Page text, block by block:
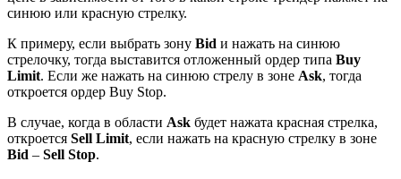
синюю или красную стрелку.
К примеру, если выбрать зону Bid и нажать на синюю
стрелочку, тогда выставится отложенный ордер типа Buy
Limit. Если же нажать на синюю стрелу в зоне Ask, тогда
откроется ордер Buy Stop.
В случае, когда в области Ask будет нажата красная стрелка,
откроется Sell Limit, если нажать на красную стрелку в зоне
Bid – Sell Stop.